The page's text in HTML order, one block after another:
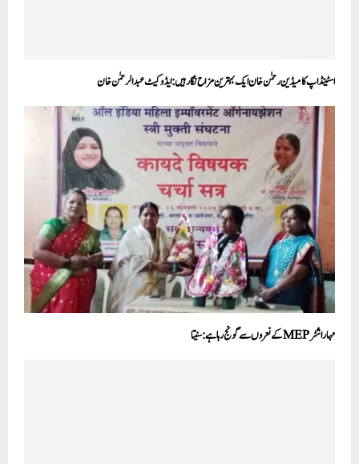
اسٹینڈ اپ کامیڈین رحمٰن خان ایک بہترین مزاح نگار ہیں:ایڈوکیٹ عبدالرحمٰن خان
مہاراشٹر MEPکے نعروں سے گونج رہا ہے:سنیتا